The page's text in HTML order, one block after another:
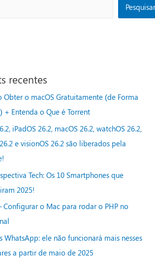
Pesquisar
recentes
Obter o macOS Gratuitamente (de Forma
+ Entenda o Que é Torrent
iPadOS 26.2, macOS 26.2, watchOS 26.2,
e visionOS 26.2 são liberados pela
Tech: Os 10 Smartphones que
2025!
Configurar o Mac para rodar o PHP no
WhatsApp: ele não funcionará mais nesses
a partir de maio de 2025